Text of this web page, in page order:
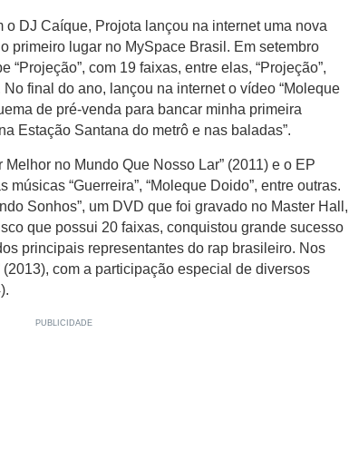
o DJ Caíque, Projota lançou na internet uma nova
primeiro lugar no MySpace Brasil. Em setembro
“Projeção”, com 19 faixas, entre elas, “Projeção”,
No final do ano, lançou na internet o vídeo “Moleque
de pré-venda para bancar minha primeira
Estação Santana do metrô e nas baladas”.
no Mundo Que Nosso Lar” (2011) e o EP
músicas “Guerreira”, “Moleque Doido”, entre outras.
Sonhos”, um DVD que foi gravado no Master Hall,
que possui 20 faixas, conquistou grande sucesso
principais representantes do rap brasileiro. Nos
com a participação especial de diversos